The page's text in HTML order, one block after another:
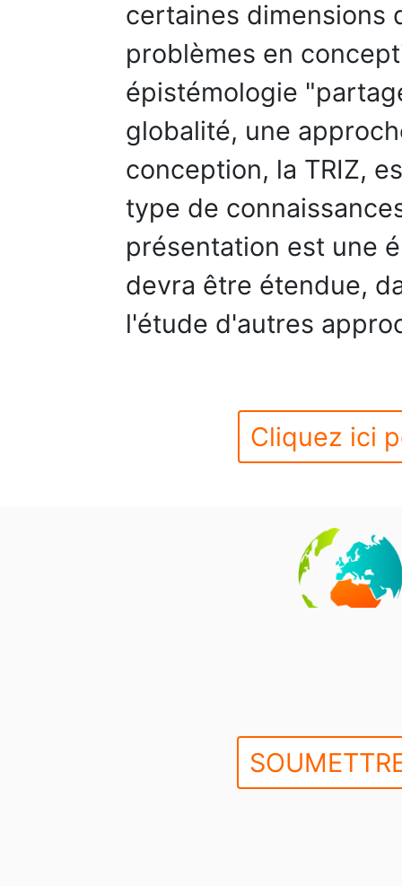
certaines dimensions
problèmes en
épistémologie
globalité, une
conception, la TRIZ,
type de
présentation est une
devra être étendue,
l'étude d'autres
Cliquez ici